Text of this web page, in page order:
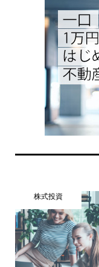
株式投資